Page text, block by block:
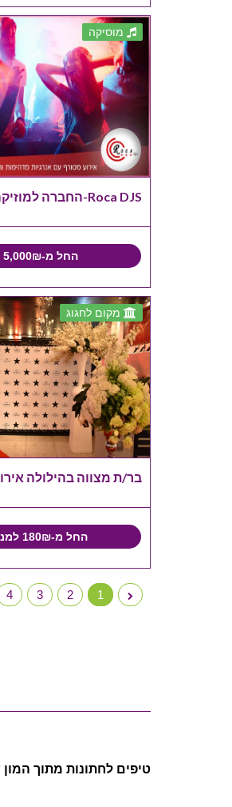
מוסיקה
Roca DJS-החברה למוזיקה
החל מ-5,000₪
מקום לחגוג
בר/ת מצווה בהילולה
החל מ-180₪ למנה
1
2
3
4
טיפים לחתונות מתוך המון